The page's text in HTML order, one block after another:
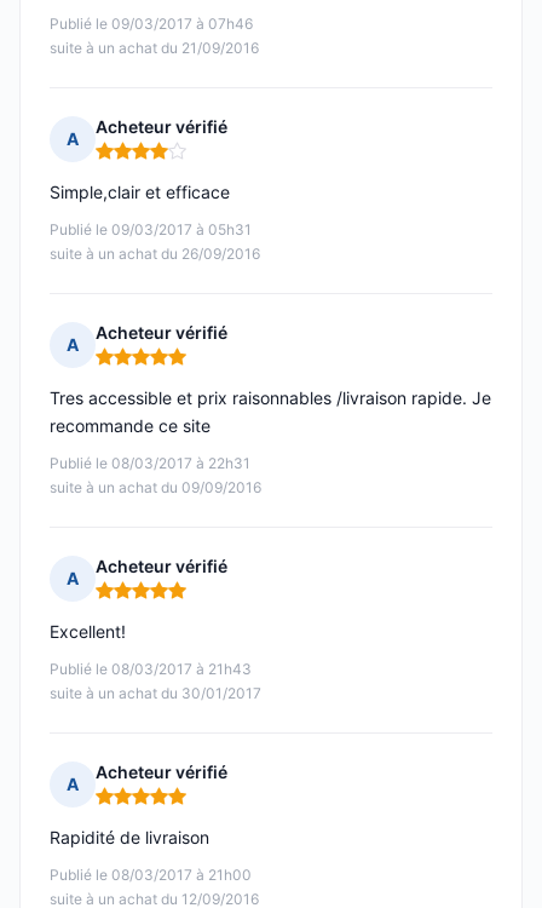
Publié le 09/03/2017 à 07h46
suite à un achat du 21/09/2016
A
Acheteur vérifié
Note : 4 sur 5
Publié le 09/03/2017 à 05h31
suite à un achat du 26/09/2016
Simple,clair et efficace
A
Acheteur vérifié
Note : 5 sur 5
Publié le 08/03/2017 à 22h31
suite à un achat du 09/09/2016
Tres accessible et prix raisonnables /livraison rapide. Je
recommande ce site
A
Acheteur vérifié
Note : 5 sur 5
Publié le 08/03/2017 à 21h43
suite à un achat du 30/01/2017
Excellent!
A
Acheteur vérifié
Note : 5 sur 5
Publié le 08/03/2017 à 21h00
suite à un achat du 12/09/2016
Rapidité de livraison